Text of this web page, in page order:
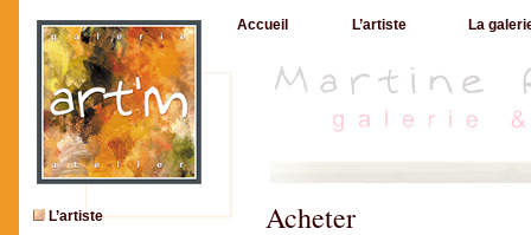
Accueil L’artiste La
Acheter
L’artiste